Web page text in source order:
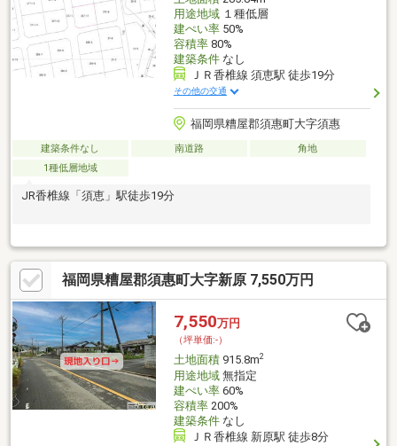
用途地域１種低層
建ぺい率50%
容積率80%
建築条件なし
ＪＲ香椎線 須恵駅 徒歩19分
その他の交通
福岡県糟屋郡須惠町大字須惠
建築条件なし 南道路
角地
1種低層地域
JR香椎線「須恵」駅徒歩19分
福岡県糟屋郡須惠町大字新原 7,550万円
7,550万円
（坪単価:-）
土地面積915.8m2
用途地域無指定
建ぺい率60%
容積率200%
建築条件なし
ＪＲ香椎線 新原駅 徒歩8分